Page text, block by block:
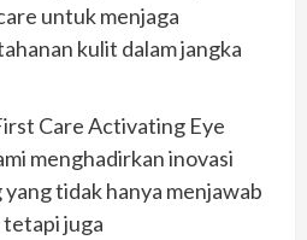
untuk menjaga
kulit dalam jangka
Care Activating Eye
menghadirkan inovasi
tidak hanya menjawab
tetapi juga